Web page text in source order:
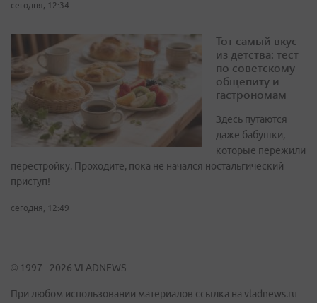
сегодня, 12:34
Тот самый вкус
из детства: тест
по советскому
общепиту и
гастрономам
Здесь путаются
даже бабушки,
которые пережили
перестройку. Проходите, пока не начался ностальгический
приступ!
сегодня, 12:49
© 1997 - 2026 VLADNEWS
При любом использовании материалов ссылка на vladnews.ru